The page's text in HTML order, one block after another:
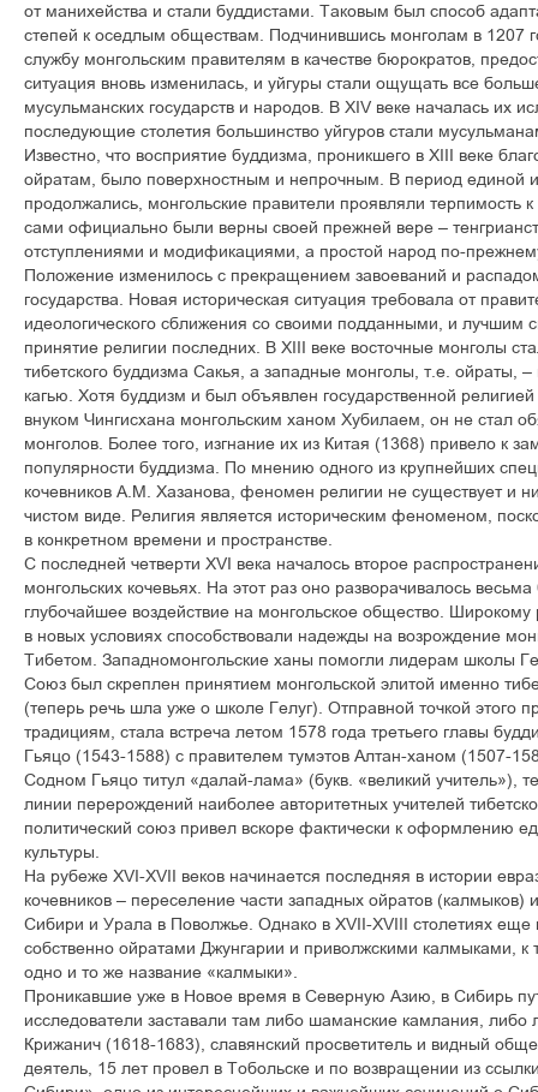
от манихейства и стали буддистами. Таковым был способ
степей к оседлым обществам. Подчинившись монголам в 1207
службу монгольским правителям в качестве бюрократов,
ситуация вновь изменилась, и уйгуры стали ощущать все
мусульманских государств и народов. В XIV веке началась их
последующие столетия большинство уйгуров стали
Известно, что восприятие буддизма, проникшего в XIII веке
ойратам, было поверхностным и непрочным. В период единой
продолжались, монгольские правители проявляли терпимость
сами официально были верны своей прежней вере –
отступлениями и модификациями, а простой народ по-
Положение изменилось с прекращением завоеваний и
государства. Новая историческая ситуация требовала от
идеологического сближения со своими подданными, и лучшим
принятие религии последних. В XIII веке восточные монголы
тибетского буддизма Сакья, а западные монголы, т.е. ойраты,
кагью. Хотя буддизм и был объявлен государственной
внуком Чингисхана монгольским ханом Хубилаем, он не стал
монголов. Более того, изгнание их из Китая (1368) привело к
популярности буддизма. По мнению одного из крупнейших
кочевников А.М. Хазанова, феномен религии не существует и
чистом виде. Религия является историческим феноменом,
в конкретном времени и пространстве.
С последней четверти XVI века началось второе
монгольских кочевьях. На этот раз оно разворачивалось
глубочайшее воздействие на монгольское общество.
в новых условиях способствовали надежды на возрождение
Тибетом. Западномонгольские ханы помогли лидерам школы
Союз был скреплен принятием монгольской элитой именно
(теперь речь шла уже о школе Гелуг). Отправной точкой этого
традициям, стала встреча летом 1578 года третьего главы
Гьяцо (1543-1588) с правителем тумэтов Алтан-ханом (1507-
Содном Гьяцо титул «далай-лама» (букв. «великий учитель»),
линии перерождений наиболее авторитетных учителей
политический союз привел вскоре фактически к оформлению
культуры.
На рубеже XVI-XVII веков начинается последняя в истории
кочевников – переселение части западных ойратов (калмыков)
Сибири и Урала в Поволжье. Однако в XVII-XVIII столетиях еще
собственно ойратами Джунгарии и приволжскими калмыками, к
одно и то же название «калмыки».
Проникавшие уже в Новое время в Северную Азию, в Сибирь
исследователи заставали там либо шаманские камлания,
Крижанич (1618-1683), славянский просветитель и видный
деятель, 15 лет провел в Тобольске и по возвращении из